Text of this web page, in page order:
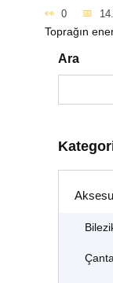
0
Toprağın
Ara